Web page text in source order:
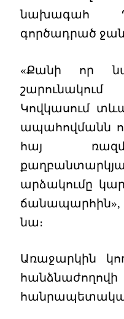
նախագահ
գործադրած
«Քանի որ
Կովկասում
ապահովմանն
հայ
արձակումը
նա։
Առաջարկին